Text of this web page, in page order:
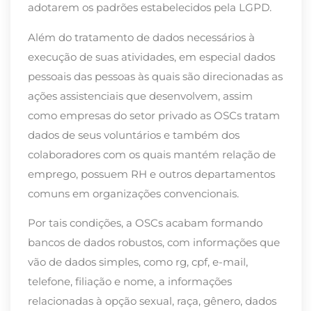
adotarem os padrões estabelecidos pela LGPD.
Além do tratamento de dados necessários à
execução de suas atividades, em especial dados
pessoais das pessoas às quais são direcionadas as
ações assistenciais que desenvolvem, assim
como empresas do setor privado as OSCs tratam
dados de seus voluntários e também dos
colaboradores com os quais mantém relação de
emprego, possuem RH e outros departamentos
comuns em organizações convencionais.
Por tais condições, a OSCs acabam formando
bancos de dados robustos, com informações que
vão de dados simples, como rg, cpf, e-mail,
telefone, filiação e nome, a informações
relacionadas à opção sexual, raça, gênero, dados